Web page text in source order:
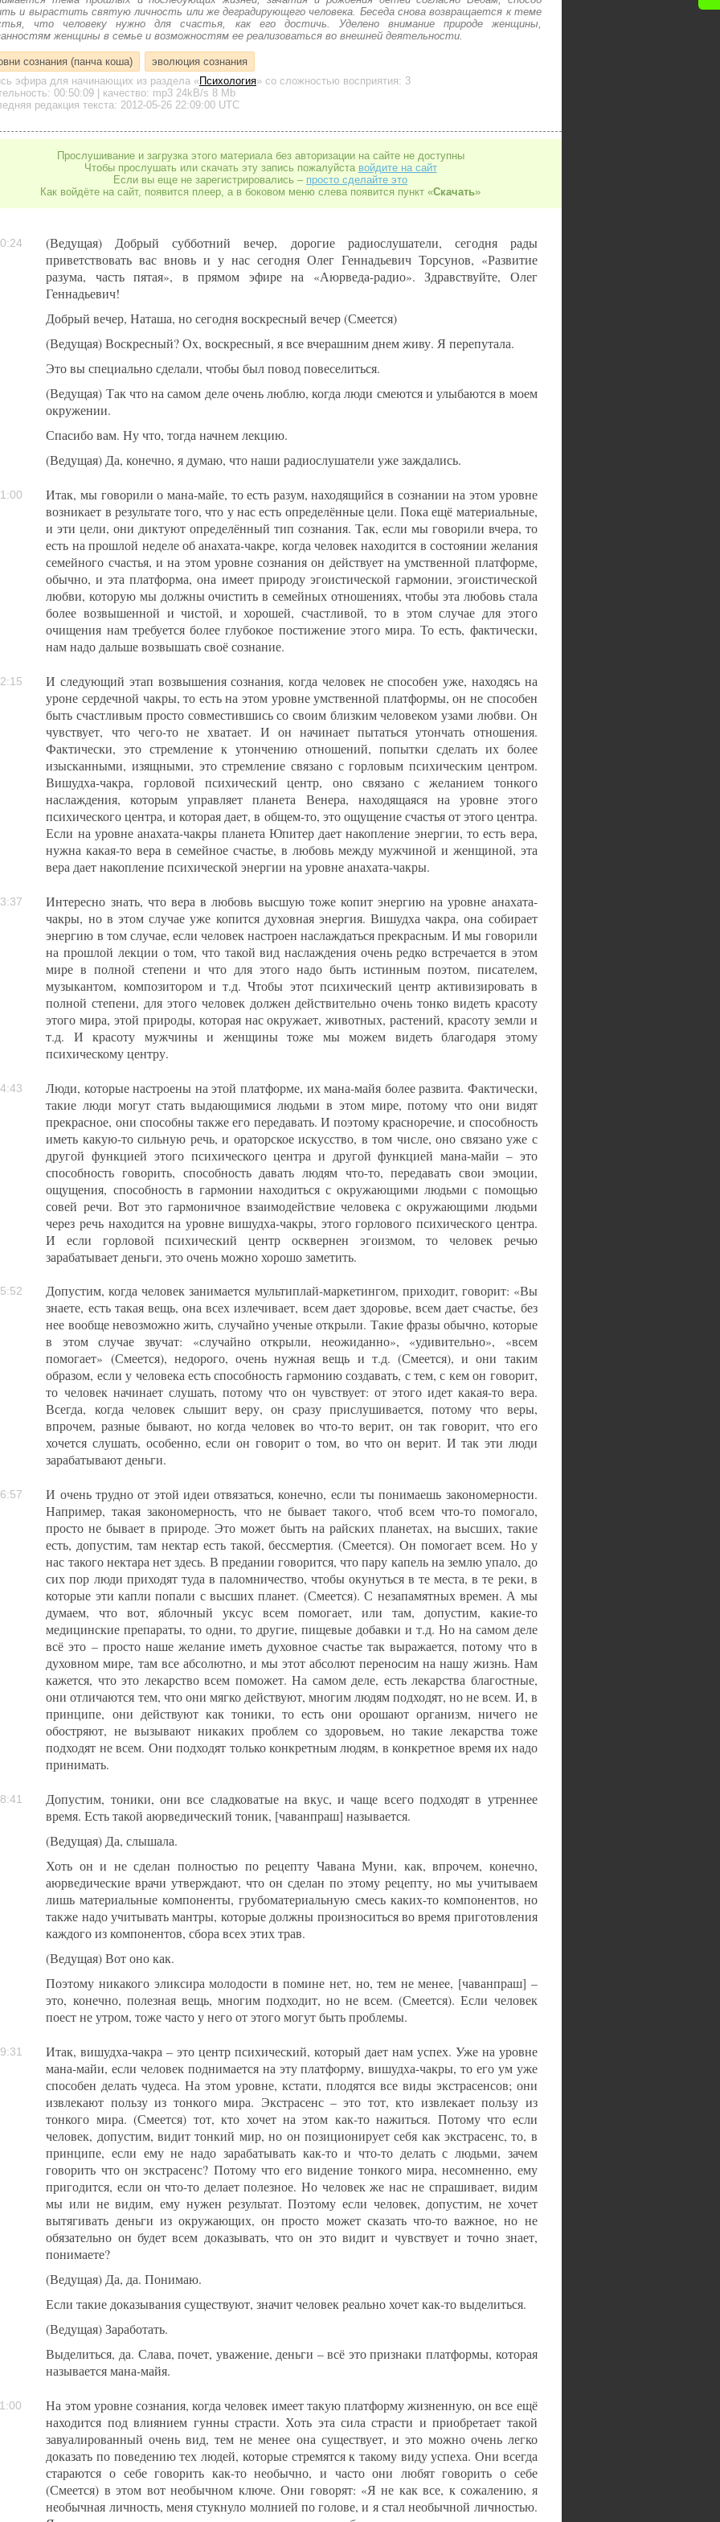
и вырастить святую личность или же деградирующего человека. Беседа снова возвращается к теме
что человеку нужно для счастья, как его достичь. Уделено внимание природе женщины,
женщины в семье и возможностям ее реализоваться во внешней деятельности.
сознания (панча коша)
эволюция сознания
эфира для начинающих из раздела «Психология» со сложностью восприятия: 3
00:50:09 | качество: mp3 24kB/s 8 Mb
редакция текста: 2012-05-26 22:09:00 UTC
Прослушивание и загрузка этого материала без авторизации на сайте не доступны
Чтобы прослушать или скачать эту запись пожалуйста войдите на сайт
Если вы еще не зарегистрировались – просто сделайте это
Как войдёте на сайт, появится плеер, а в боковом меню слева появится пункт «Скачать»
(Ведущая) Добрый субботний вечер, дорогие радиослушатели, сегодня рады
приветствовать вас вновь и у нас сегодня Олег Геннадьевич Торсунов, «Развитие
разума, часть пятая», в прямом эфире на «Аюрведа-радио». Здравствуйте, Олег
Геннадьевич!
Добрый вечер, Наташа, но сегодня воскресный вечер (Смеется)
(Ведущая) Воскресный? Ох, воскресный, я все вчерашним днем живу. Я перепутала.
Это вы специально сделали, чтобы был повод повеселиться.
(Ведущая) Так что на самом деле очень люблю, когда люди смеются и улыбаются в моем
окружении.
Спасибо вам. Ну что, тогда начнем лекцию.
(Ведущая) Да, конечно, я думаю, что наши радиослушатели уже заждались.
Итак, мы говорили о мана-майе, то есть разум, находящийся в сознании на этом уровне
возникает в результате того, что у нас есть определённые цели. Пока ещё материальные,
и эти цели, они диктуют определённый тип сознания. Так, если мы говорили вчера, то
есть на прошлой неделе об анахата-чакре, когда человек находится в состоянии желания
семейного счастья, и на этом уровне сознания он действует на умственной платформе,
обычно, и эта платформа, она имеет природу эгоистической гармонии, эгоистической
любви, которую мы должны очистить в семейных отношениях, чтобы эта любовь стала
более возвышенной и чистой, и хорошей, счастливой, то в этом случае для этого
очищения нам требуется более глубокое постижение этого мира. То есть, фактически,
нам надо дальше возвышать своё сознание.
И следующий этап возвышения сознания, когда человек не способен уже, находясь на
уроне сердечной чакры, то есть на этом уровне умственной платформы, он не способен
быть счастливым просто совместившись со своим близким человеком узами любви. Он
чувствует, что чего-то не хватает. И он начинает пытаться утончать отношения.
Фактически, это стремление к утончению отношений, попытки сделать их более
изысканными, изящными, это стремление связано с горловым психическим центром.
Вишудха-чакра, горловой психический центр, оно связано с желанием тонкого
наслаждения, которым управляет планета Венера, находящаяся на уровне этого
психического центра, и которая дает, в общем-то, это ощущение счастья от этого центра.
Если на уровне анахата-чакры планета Юпитер дает накопление энергии, то есть вера,
нужна какая-то вера в семейное счастье, в любовь между мужчиной и женщиной, эта
вера дает накопление психической энергии на уровне анахата-чакры.
Интересно знать, что вера в любовь высшую тоже копит энергию на уровне анахата-
чакры, но в этом случае уже копится духовная энергия. Вишудха чакра, она собирает
энергию в том случае, если человек настроен наслаждаться прекрасным. И мы говорили
на прошлой лекции о том, что такой вид наслаждения очень редко встречается в этом
мире в полной степени и что для этого надо быть истинным поэтом, писателем,
музыкантом, композитором и т.д. Чтобы этот психический центр активизировать в
полной степени, для этого человек должен действительно очень тонко видеть красоту
этого мира, этой природы, которая нас окружает, животных, растений, красоту земли и
т.д. И красоту мужчины и женщины тоже мы можем видеть благодаря этому
психическому центру.
Люди, которые настроены на этой платформе, их мана-майя более развита. Фактически,
такие люди могут стать выдающимися людьми в этом мире, потому что они видят
прекрасное, они способны также его передавать. И поэтому красноречие, и способность
иметь какую-то сильную речь, и ораторское искусство, в том числе, оно связано уже с
другой функцией этого психического центра и другой функцией мана-майи – это
способность говорить, способность давать людям что-то, передавать свои эмоции,
ощущения, способность в гармонии находиться с окружающими людьми с помощью
совей речи. Вот это гармоничное взаимодействие человека с окружающими людьми
через речь находится на уровне вишудха-чакры, этого горлового психического центра.
И если горловой психический центр осквернен эгоизмом, то человек речью
зарабатывает деньги, это очень можно хорошо заметить.
Допустим, когда человек занимается мультиплай-маркетингом, приходит, говорит: «Вы
знаете, есть такая вещь, она всех излечивает, всем дает здоровье, всем дает счастье, без
нее вообще невозможно жить, случайно ученые открыли. Такие фразы обычно, которые
в этом случае звучат: «случайно открыли, неожиданно», «удивительно», «всем
помогает» (Смеется), недорого, очень нужная вещь и т.д. (Смеется), и они таким
образом, если у человека есть способность гармонию создавать, с тем, с кем он говорит,
то человек начинает слушать, потому что он чувствует: от этого идет какая-то вера.
Всегда, когда человек слышит веру, он сразу прислушивается, потому что веры,
впрочем, разные бывают, но когда человек во что-то верит, он так говорит, что его
хочется слушать, особенно, если он говорит о том, во что он верит. И так эти люди
зарабатывают деньги.
И очень трудно от этой идеи отвязаться, конечно, если ты понимаешь закономерности.
Например, такая закономерность, что не бывает такого, чтоб всем что-то помогало,
просто не бывает в природе. Это может быть на райских планетах, на высших, такие
есть, допустим, там нектар есть такой, бессмертия. (Смеется). Он помогает всем. Но у
нас такого нектара нет здесь. В предании говорится, что пару капель на землю упало, до
сих пор люди приходят туда в паломничество, чтобы окунуться в те места, в те реки, в
которые эти капли попали с высших планет. (Смеется). С незапамятных времен. А мы
думаем, что вот, яблочный уксус всем помогает, или там, допустим, какие-то
медицинские препараты, то одни, то другие, пищевые добавки и т.д. Но на самом деле
всё это – просто наше желание иметь духовное счастье так выражается, потому что в
духовном мире, там все абсолютно, и мы этот абсолют переносим на нашу жизнь. Нам
кажется, что это лекарство всем поможет. На самом деле, есть лекарства благостные,
они отличаются тем, что они мягко действуют, многим людям подходят, но не всем. И, в
принципе, они действуют как тоники, то есть они орошают организм, ничего не
обостряют, не вызывают никаких проблем со здоровьем, но такие лекарства тоже
подходят не всем. Они подходят только конкретным людям, в конкретное время их надо
принимать.
Допустим, тоники, они все сладковатые на вкус, и чаще всего подходят в утреннее
время. Есть такой аюрведический тоник, [чаванпраш] называется.
(Ведущая) Да, слышала.
Хоть он и не сделан полностью по рецепту Чавана Муни, как, впрочем, конечно,
аюрведические врачи утверждают, что он сделан по этому рецепту, но мы учитываем
лишь материальные компоненты, грубоматериальную смесь каких-то компонентов, но
также надо учитывать мантры, которые должны произноситься во время приготовления
каждого из компонентов, сбора всех этих трав.
(Ведущая) Вот оно как.
Поэтому никакого эликсира молодости в помине нет, но, тем не менее, [чаванпраш] –
это, конечно, полезная вещь, многим подходит, но не всем. (Смеется). Если человек
поест не утром, тоже часто у него от этого могут быть проблемы.
Итак, вишудха-чакра – это центр психический, который дает нам успех. Уже на уровне
мана-майи, если человек поднимается на эту платформу, вишудха-чакры, то его ум уже
способен делать чудеса. На этом уровне, кстати, плодятся все виды экстрасенсов; они
извлекают пользу из тонкого мира. Экстрасенс – это тот, кто извлекает пользу из
тонкого мира. (Смеется) тот, кто хочет на этом как-то нажиться. Потому что если
человек, допустим, видит тонкий мир, но он позиционирует себя как экстрасенс, то, в
принципе, если ему не надо зарабатывать как-то и что-то делать с людьми, зачем
говорить что он экстрасенс? Потому что его видение тонкого мира, несомненно, ему
пригодится, если он что-то делает полезное. Но человек же нас не спрашивает, видим
мы или не видим, ему нужен результат. Поэтому если человек, допустим, не хочет
вытягивать деньги из окружающих, он просто может сказать что-то важное, но не
обязательно он будет всем доказывать, что он это видит и чувствует и точно знает,
понимаете?
(Ведущая) Да, да. Понимаю.
Если такие доказывания существуют, значит человек реально хочет как-то выделиться.
(Ведущая) Заработать.
Выделиться, да. Слава, почет, уважение, деньги – всё это признаки платформы, которая
называется мана-майя.
На этом уровне сознания, когда человек имеет такую платформу жизненную, он все ещё
находится под влиянием гунны страсти. Хоть эта сила страсти и приобретает такой
завуалированный очень вид, тем не менее она существует, и это можно очень легко
доказать по поведению тех людей, которые стремятся к такому виду успеха. Они всегда
стараются о себе говорить как-то необычно, и часто они любят говорить о себе
(Смеется) в этом вот необычном ключе. Они говорят: «Я не как все, к сожалению, я
необычная личность, меня стукнуло молнией по голове, и я стал необычной личностью.